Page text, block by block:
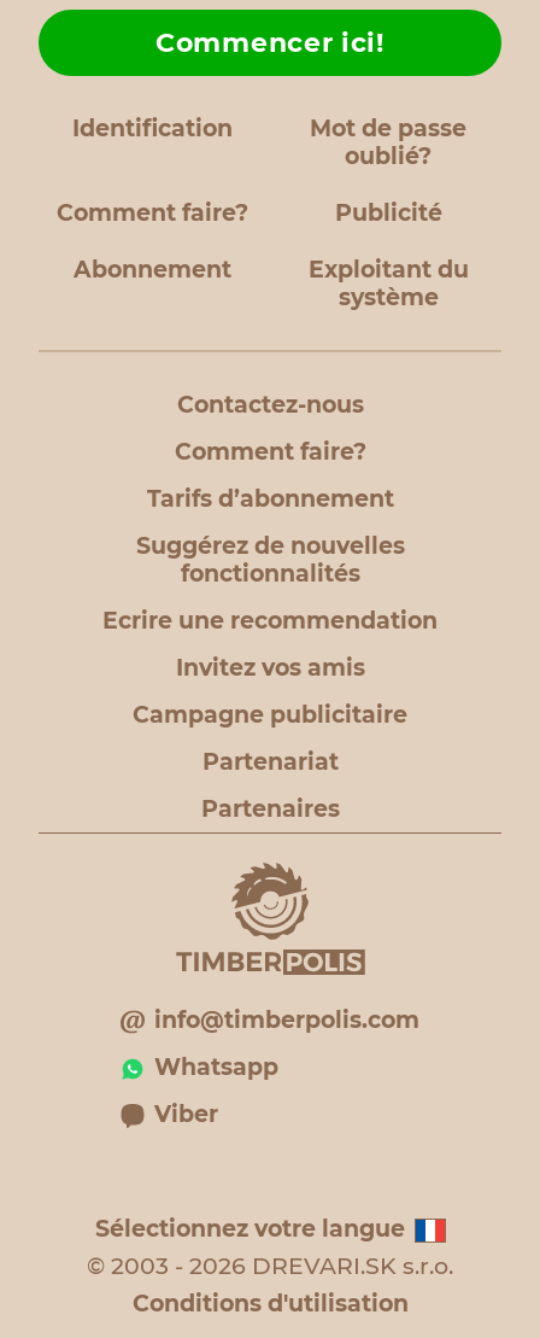
Identification
Mot de passe
oublié?
Comment faire?
Commencer ici!
Publicité
Abonnement
Exploitant du
système
Contactez-nous
Comment faire?
Tarifs d’abonnement
Suggérez de nouvelles
fonctionnalités
Ecrire une recommendation
Invitez vos amis
Campagne publicitaire
Partenariat
Partenaires
info@timberpolis.com
Whatsapp
Viber
Sélectionnez votre langue
© 2003 - 2026 DREVARI.SK s.r.o.
Conditions d'utilisation